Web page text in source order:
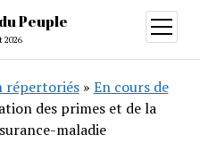
Peuple
2026
ouvrir
menu
répertoriés» En cours de
des primes et de la
maladie